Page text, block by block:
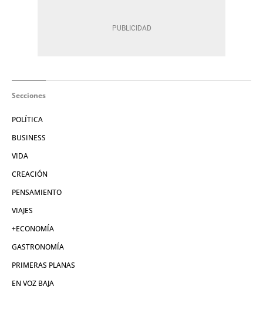
Secciones
POLÍTICA
BUSINESS
VIDA
CREACIÓN
PENSAMIENTO
VIAJES
+ECONOMÍA
GASTRONOMÍA
PRIMERAS PLANAS
EN VOZ BAJA